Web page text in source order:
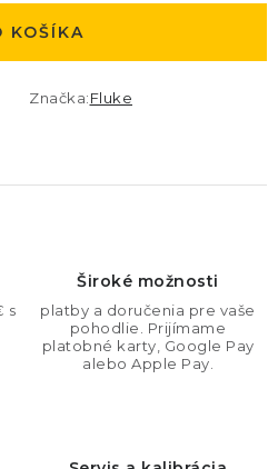
KOŠÍKA
Značka:Fluke
s
Široké možnosti
platby a doručenia pre vaše
pohodlie. Prijímame
platobné karty, Google Pay
alebo Apple Pay.